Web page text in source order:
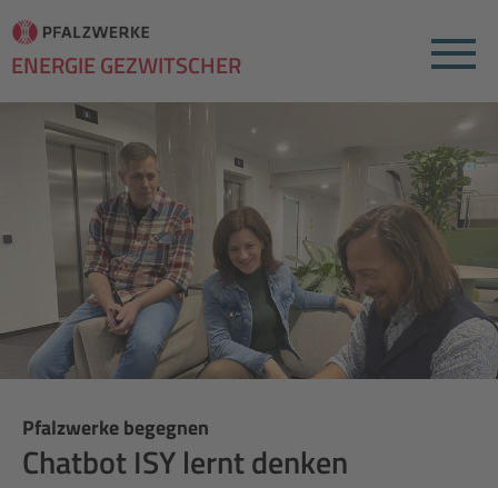
ENERGIE GEZWITSCHER Menu
Pfalzwerke begegnen
Chatbot ISY lernt denken